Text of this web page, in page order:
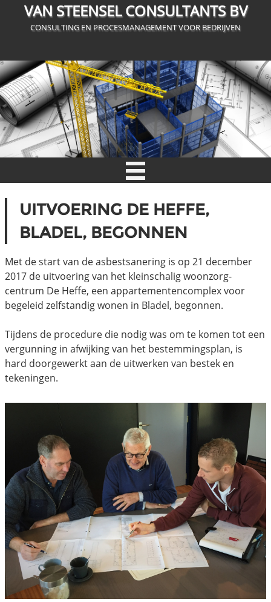
UITVOERING DE HEFFE,
BLADEL, BEGONNEN
Met de start van de asbestsanering is op 21 december
2017 de uitvoering van het kleinschalig woonzorg-
centrum De Heffe, een appartementencomplex voor
begeleid zelfstandig wonen in Bladel, begonnen.
Tijdens de procedure die nodig was om te komen tot een
vergunning in afwijking van het bestemmingsplan, is
hard doorgewerkt aan de uitwerken van bestek en
tekeningen.
VAN STEENSEL CONSULTANTS BV
CONSULTING EN PROCESMANAGEMENT VOOR BEDRIJVEN